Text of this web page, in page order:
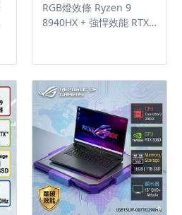
RGB燈效條 Ryzen 9
8940HX + 強悍效能 RTX
滑鼠